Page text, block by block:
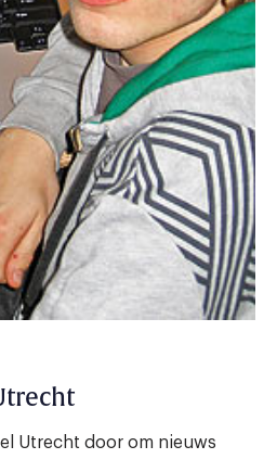
Utrecht door om nieuws